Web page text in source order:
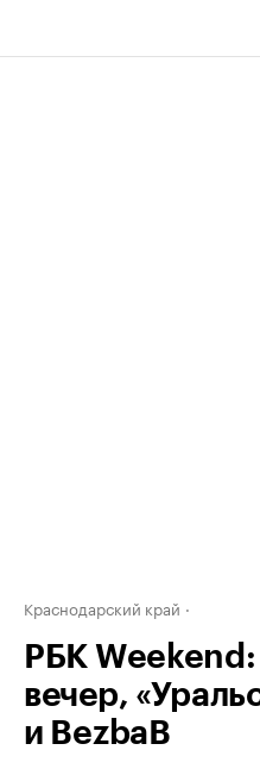
Краснодарский край
РБК
вечер,
и BezbaB